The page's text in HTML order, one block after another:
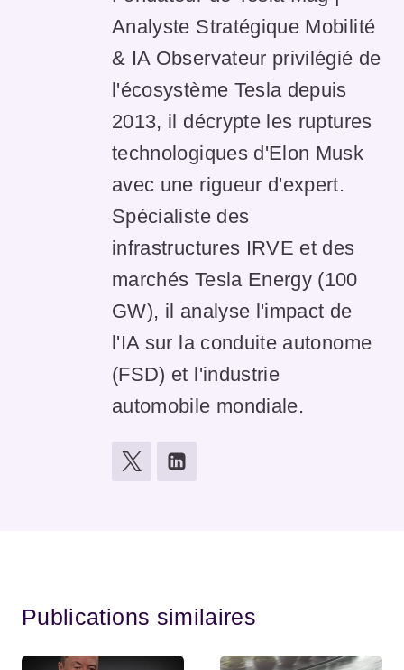
Analyste Stratégique Mobilité
& IA Observateur privilégié de
l'écosystème Tesla depuis
2013, il décrypte les ruptures
technologiques d'Elon Musk
avec une rigueur d'expert.
Spécialiste des
infrastructures IRVE et des
marchés Tesla Energy (100
GW), il analyse l'impact de
l'IA sur la conduite autonome
(FSD) et l'industrie
automobile mondiale.
Publications similaires